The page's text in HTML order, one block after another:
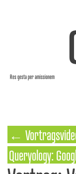
Res gesta per amissionem
←
Queryology: